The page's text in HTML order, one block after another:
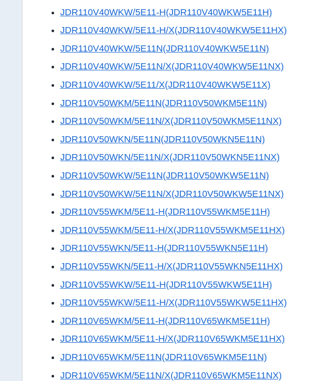
JDR110V40WKW/5E11-H(JDR110V40WKW5E11H)
JDR110V40WKW/5E11-H/X(JDR110V40WKW5E11HX)
JDR110V40WKW/5E11N(JDR110V40WKW5E11N)
JDR110V40WKW/5E11N/X(JDR110V40WKW5E11NX)
JDR110V40WKW/5E11/X(JDR110V40WKW5E11X)
JDR110V50WKM/5E11N(JDR110V50WKM5E11N)
JDR110V50WKM/5E11N/X(JDR110V50WKM5E11NX)
JDR110V50WKN/5E11N(JDR110V50WKN5E11N)
JDR110V50WKN/5E11N/X(JDR110V50WKN5E11NX)
JDR110V50WKW/5E11N(JDR110V50WKW5E11N)
JDR110V50WKW/5E11N/X(JDR110V50WKW5E11NX)
JDR110V55WKM/5E11-H(JDR110V55WKM5E11H)
JDR110V55WKM/5E11-H/X(JDR110V55WKM5E11HX)
JDR110V55WKN/5E11-H(JDR110V55WKN5E11H)
JDR110V55WKN/5E11-H/X(JDR110V55WKN5E11HX)
JDR110V55WKW/5E11-H(JDR110V55WKW5E11H)
JDR110V55WKW/5E11-H/X(JDR110V55WKW5E11HX)
JDR110V65WKM/5E11-H(JDR110V65WKM5E11H)
JDR110V65WKM/5E11-H/X(JDR110V65WKM5E11HX)
JDR110V65WKM/5E11N(JDR110V65WKM5E11N)
JDR110V65WKM/5E11N/X(JDR110V65WKM5E11NX)